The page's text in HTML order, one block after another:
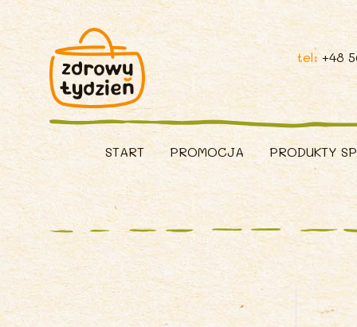
tel: +48
START PROMOCJA PRODUKTY